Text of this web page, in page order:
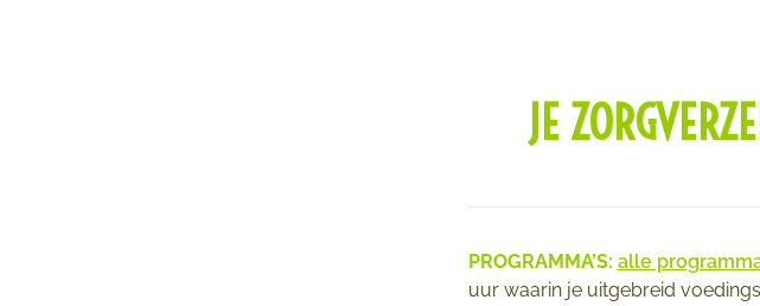
JE
PROGRAMMA’S: alle
uur waarin je uitgebreid